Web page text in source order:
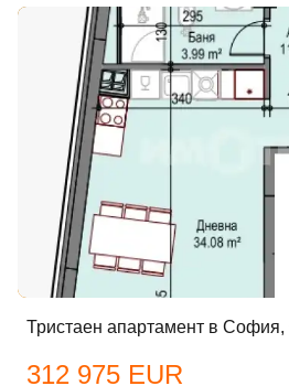
Тристаен апартамент в София,
312 975 EUR